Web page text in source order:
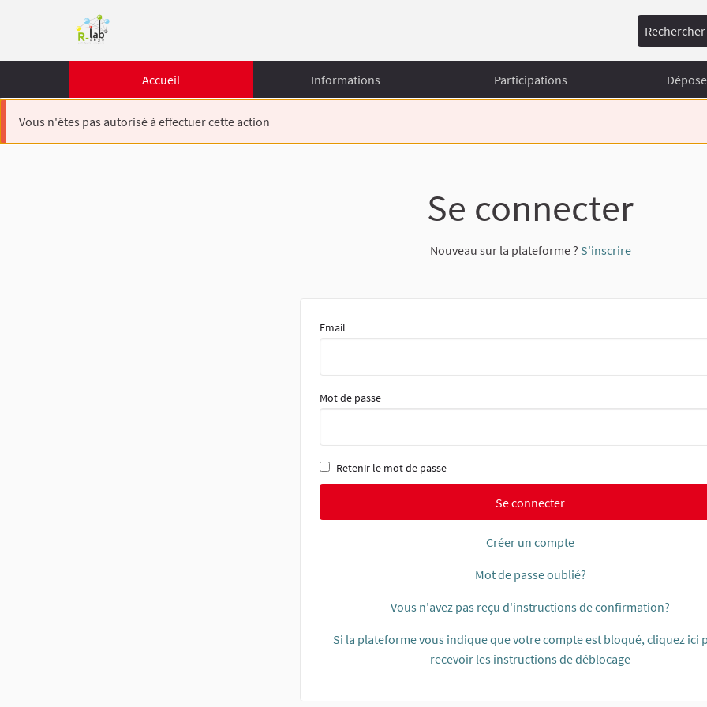
Rechercher
Accueil Informations Participations
Vous n'êtes pas autorisé à effectuer cette action
Se connecter
Nouveau sur la plateforme ? S'inscrire
Email
Mot de passe
Retenir le mot de passe
Se connecter
Créer un compte
Mot de passe oublié?
Vous n'avez pas reçu d'instructions de confirmation?
Si la plateforme vous indique que votre compte est bloqué, cliquez ici
recevoir les instructions de déblocage